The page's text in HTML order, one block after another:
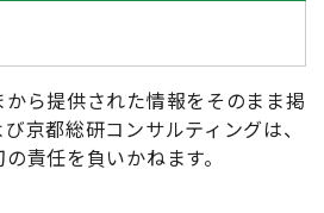
ら提供された情報をそのまま掲
京都総研コンサルティングは、
責任を負いかねます。